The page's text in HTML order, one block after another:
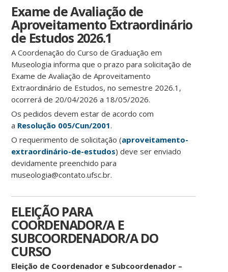
Exame de Avaliação de
Aproveitamento Extraordinário
de Estudos 2026.1
A Coordenação do Curso de Graduação em
Museologia informa que o prazo para solicitação de
Exame de Avaliação de Aproveitamento
Extraordinário de Estudos, no semestre 2026.1,
ocorrerá de 20/04/2026 a 18/05/2026.
Os pedidos devem estar de acordo com
a Resolução 005/Cun/2001.
O requerimento de solicitação (aproveitamento-
extraordinário-de-estudos) deve ser enviado
devidamente preenchido para
museologia@contato.ufsc.br.
ELEIÇÃO PARA
COORDENADOR/A E
SUBCOORDENADOR/A DO
CURSO
Eleição de Coordenador e Subcoordenador –